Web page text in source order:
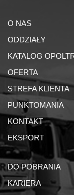
O NAS
ODDZIAŁY
KATALOG
OFERTA
STREFA KLIENTA
PUNKTOMANIA
KONTAKT
EKSPORT
DO POBRANIA
KARIERA